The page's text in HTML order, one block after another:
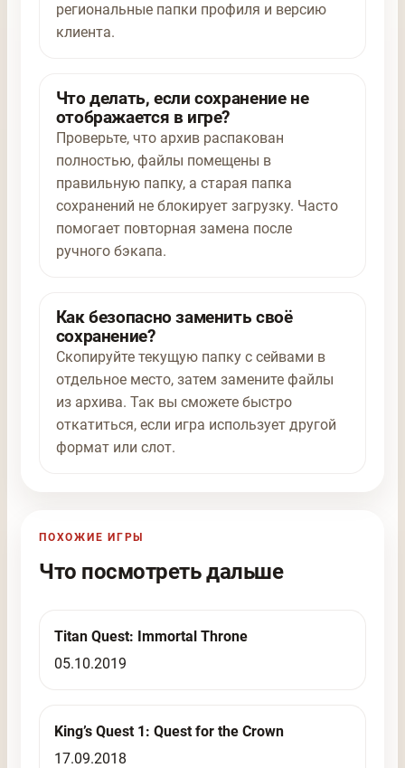
региональные папки профиля и версию
клиента.
Что делать, если сохранение не
отображается в игре?
Проверьте, что архив распакован
полностью, файлы помещены в
правильную папку, а старая папка
сохранений не блокирует загрузку. Часто
помогает повторная замена после
ручного бэкапа.
Как безопасно заменить своё
сохранение?
Скопируйте текущую папку с сейвами в
отдельное место, затем замените файлы
из архива. Так вы сможете быстро
откатиться, если игра использует другой
формат или слот.
ПОХОЖИЕ ИГРЫ
Что посмотреть дальше
Titan Quest: Immortal Throne
05.10.2019
King’s Quest 1: Quest for the Crown
17.09.2018